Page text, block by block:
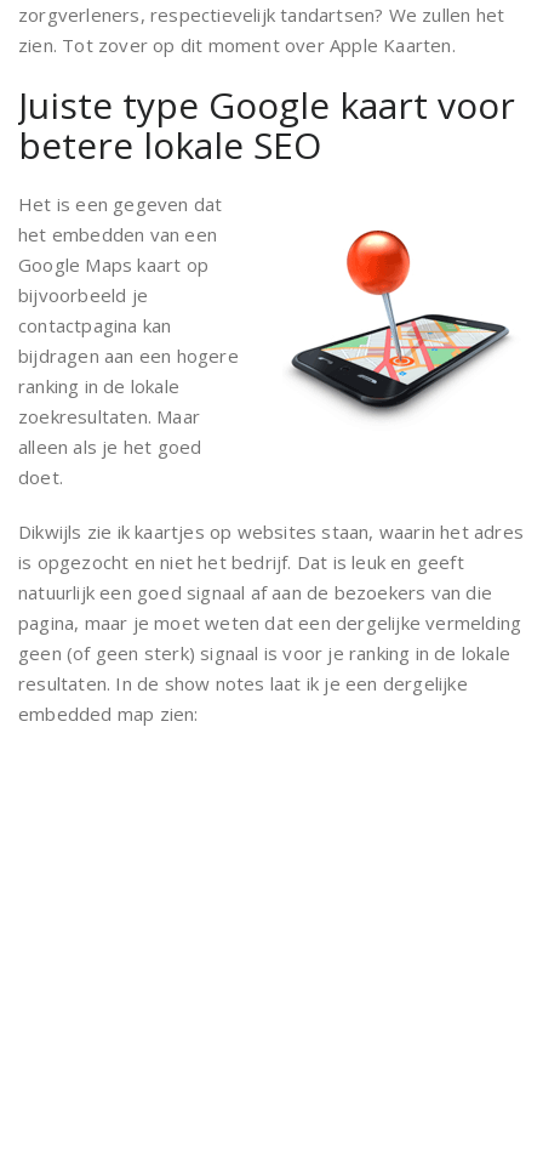
zorgverleners, respectievelijk tandartsen? We zullen het
zien. Tot zover op dit moment over Apple Kaarten.
Juiste type Google kaart voor
betere lokale SEO
Het is een gegeven dat
het embedden van een
Google Maps kaart op
bijvoorbeeld je
contactpagina kan
bijdragen aan een hogere
ranking in de lokale
zoekresultaten. Maar
alleen als je het goed
doet.
Dikwijls zie ik kaartjes op websites staan, waarin het adres
is opgezocht en niet het bedrijf. Dat is leuk en geeft
natuurlijk een goed signaal af aan de bezoekers van die
pagina, maar je moet weten dat een dergelijke vermelding
geen (of geen sterk) signaal is voor je ranking in de lokale
resultaten. In de show notes laat ik je een dergelijke
embedded map zien: